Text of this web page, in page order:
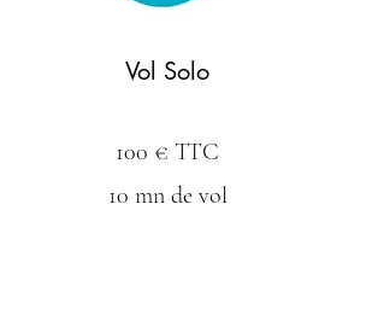
Vol Solo
100 € TTC
10 mn de vol